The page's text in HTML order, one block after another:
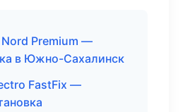
Premium —
в Южно-Сахалинск
FastFix —